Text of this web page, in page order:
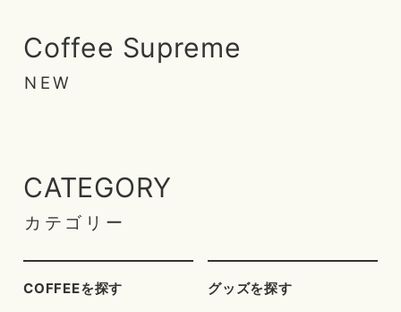
Coffee Supreme
NEW
CATEGORY
カテゴリー
COFFEEを探す グッズを探す